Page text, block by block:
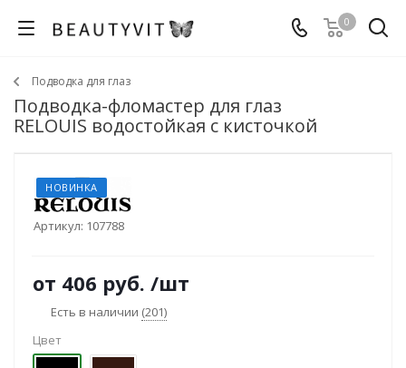
0
Подводка для глаз
Подводка-фломастер для глаз
RELOUIS водостойкая с кисточкой
НОВИНКА
Артикул: 107788
от 406 руб. /шт
Есть в наличии (201)
Цвет